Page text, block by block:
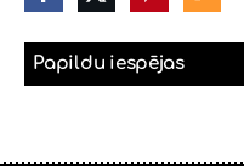
Papildu iespējas